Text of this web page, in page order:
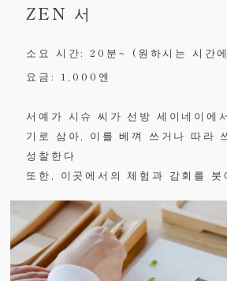
ZEN 서
소요 시간: 20분~ (원하시는 시간
요금: 1,000엔
서예가 시슈 씨가 선방 세이네이에
기로 삼아, 이를 베껴 쓰거나 따라
성찰한다
또한, 이곳에서의 체험과 감회를 붓